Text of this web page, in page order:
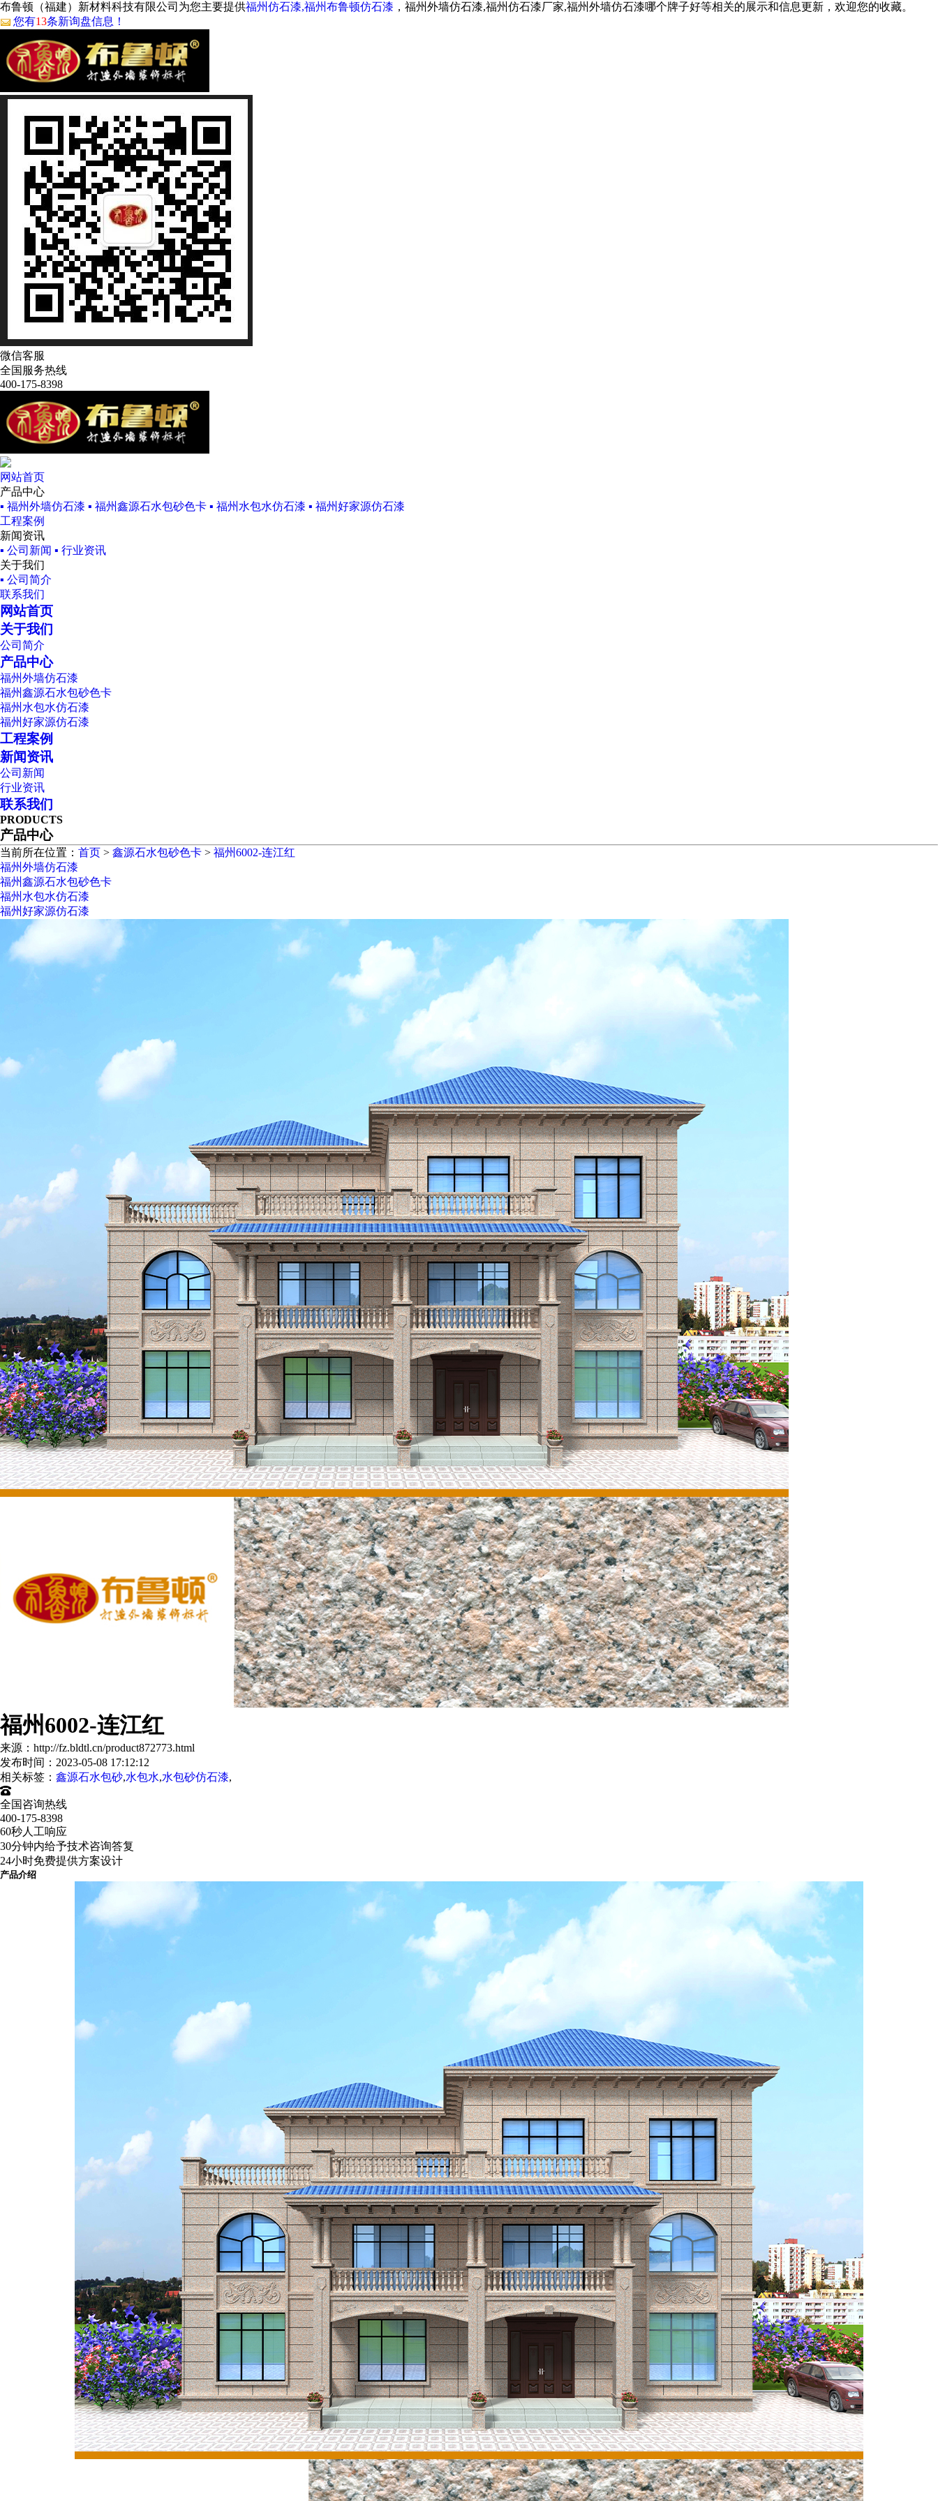
布鲁顿（福建）新材料科技有限公司为您主要提供福州仿石漆,福州布鲁顿仿石漆 ，福州外墙仿石漆,福州仿石漆厂家,福州外墙仿石漆哪个牌子好等相关的展示和信息更新，欢迎您的收藏。
您有13条新询盘信息！
微信客服
全国服务热线
400-175-8398
网站首页
产品中心
▪ 福州外墙仿石漆 ▪ 福州鑫源石水包砂色卡 ▪ 福州水包水仿石漆 ▪ 福州好家源仿石漆
工程案例
新闻资讯
▪ 公司新闻 ▪ 行业资讯
关于我们
▪ 公司简介
联系我们
网站首页
关于我们
公司简介
产品中心
福州外墙仿石漆
福州鑫源石水包砂色卡
福州水包水仿石漆
福州好家源仿石漆
工程案例
新闻资讯
公司新闻
行业资讯
联系我们
PRODUCTS
产品中心
当前所在位置： 首页 > 鑫源石水包砂色卡 > 福州6002-连江红
福州外墙仿石漆
福州鑫源石水包砂色卡
福州水包水仿石漆
福州好家源仿石漆
福州6002-连江红
来源：http://fz.bldtl.cn/product872773.html
发布时间：2023-05-08 17:12:12
相关标签： 鑫源石水包砂,水包水,水包砂仿石漆,
全国咨询热线
400-175-8398
60秒人工响应
30分钟内给予技术咨询答复
24小时免费提供方案设计
产品介绍